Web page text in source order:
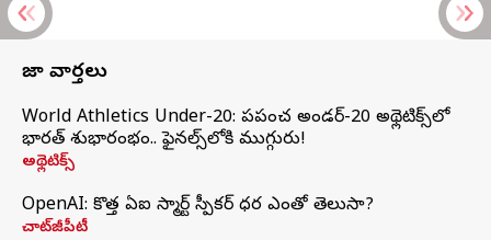
తాజా వార్తలు
World Athletics Under-20: ప్రపంచ అండర్-20 అథ్లెటిక్స్‌లో
భారత్‌ శుభారంభం.. ఫైనల్స్‌లోకి ముగ్గురు!
అథ్లెటిక్స్
OpenAI: కొత్త ఏఐ స్మార్ట్ స్పీకర్ ధర ఎంతో తెలుసా?
చాట్‌జీపీటీ